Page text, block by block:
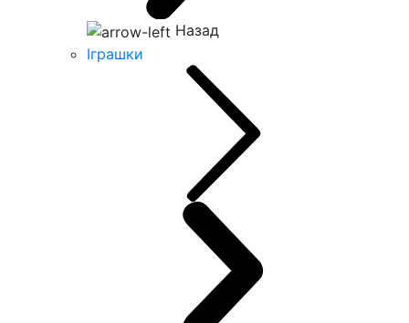
Назад
Іграшки